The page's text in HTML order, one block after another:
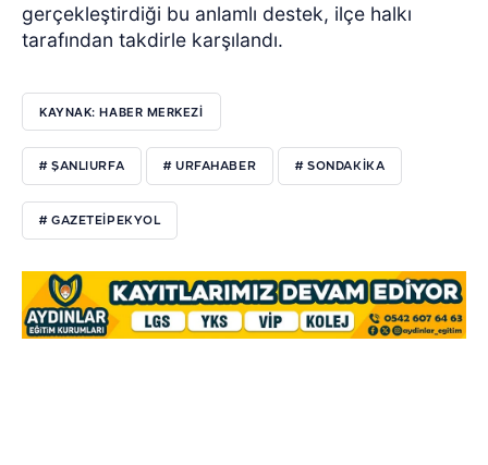
gerçekleştirdiği bu anlamlı destek, ilçe halkı
tarafından takdirle karşılandı.
KAYNAK: HABER MERKEZI
# ŞANLIURFA # URFAHABER # SONDAKIKA
# GAZETEIPEKYOL